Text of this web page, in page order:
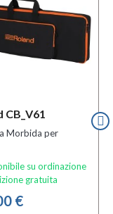
CB_V61
Morbida per
su ordinazione
gratuita
€